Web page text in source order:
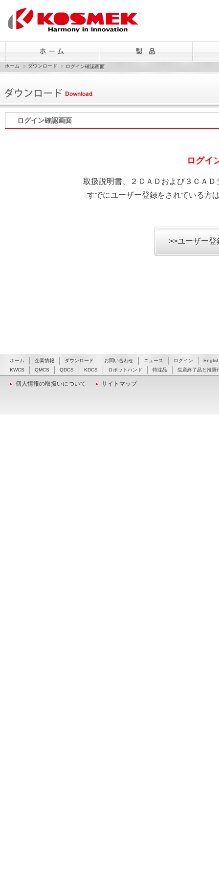
ホーム ダウンロード ログイン確認画面
ログイン確認画面
ログイ
取扱説明書、２ＣＡＤおよび３ＣＡ
すでにユーザー登録をされている方
>>ユーザー
ホーム 企業情報 ダウンロード お問い合わせ ニュース ログイン
KWCS
QMCS QDCS KDCS ロボットハンド 特注品 生産終了品と推奨
個人情報の取扱いについて サイトマップ